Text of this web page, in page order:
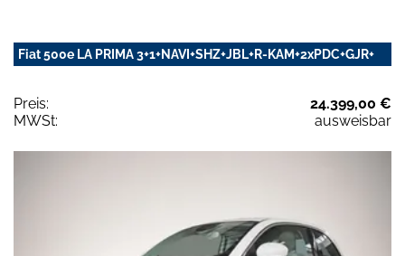
Fiat 500e LA PRIMA 3+1+NAVI+SHZ+JBL+R-KAM+2xPDC+GJR+
Preis:
24.399,00 €
MWSt:
ausweisbar